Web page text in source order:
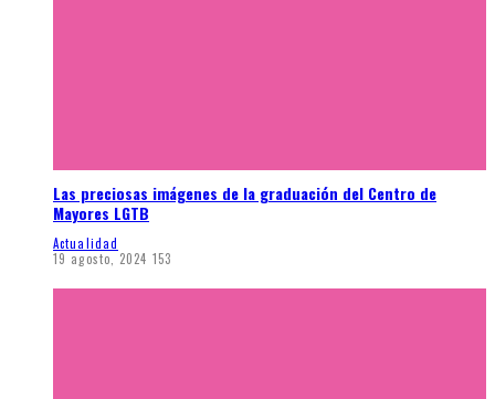
Las preciosas imágenes de la graduación del Centro de
Mayores LGTB
Actualidad
19 agosto, 2024 153